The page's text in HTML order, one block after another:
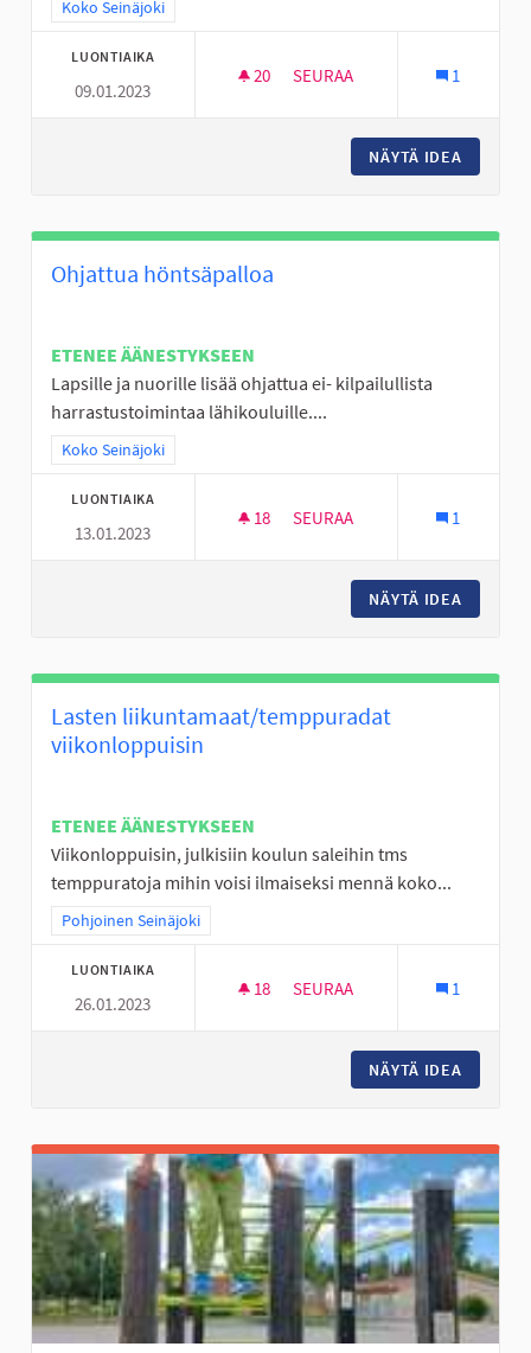
Rajaa tulokset teeman mukaan: Koko Seinäjoki
Koko Seinäjoki
LUONTIAIKA
09.01.2023
20 20 SEURAAJAA
SEURAA 1
NÄYTÄ IDEA
Ohjattua höntsäpalloa
ETENEE ÄÄNESTYKSEEN
Lapsille ja nuorille lisää ohjattua ei- kilpailullista
harrastustoimintaa lähikouluille....
Rajaa tulokset teeman mukaan: Koko Seinäjoki
Koko Seinäjoki
LUONTIAIKA
13.01.2023
18 18 SEURAAJAA
SEURAA 1
NÄYTÄ IDEA
Lasten liikuntamaat/temppuradat
viikonloppuisin
ETENEE ÄÄNESTYKSEEN
Viikonloppuisin, julkisiin koulun saleihin tms
temppuratoja mihin voisi ilmaiseksi mennä koko...
Rajaa tulokset teeman mukaan: Pohjoinen Seinäjoki
Pohjoinen Seinäjoki
LUONTIAIKA
26.01.2023
18 18 SEURAAJAA
SEURAA 1
NÄYTÄ IDEA